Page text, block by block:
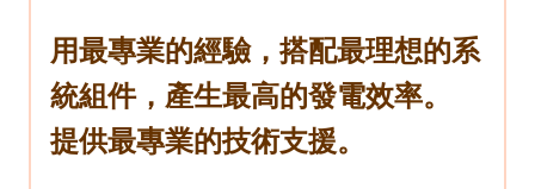
用最專業的經驗，搭配最理想的系
統組件，產生最高的發電效率。
提供最專業的技術支援。